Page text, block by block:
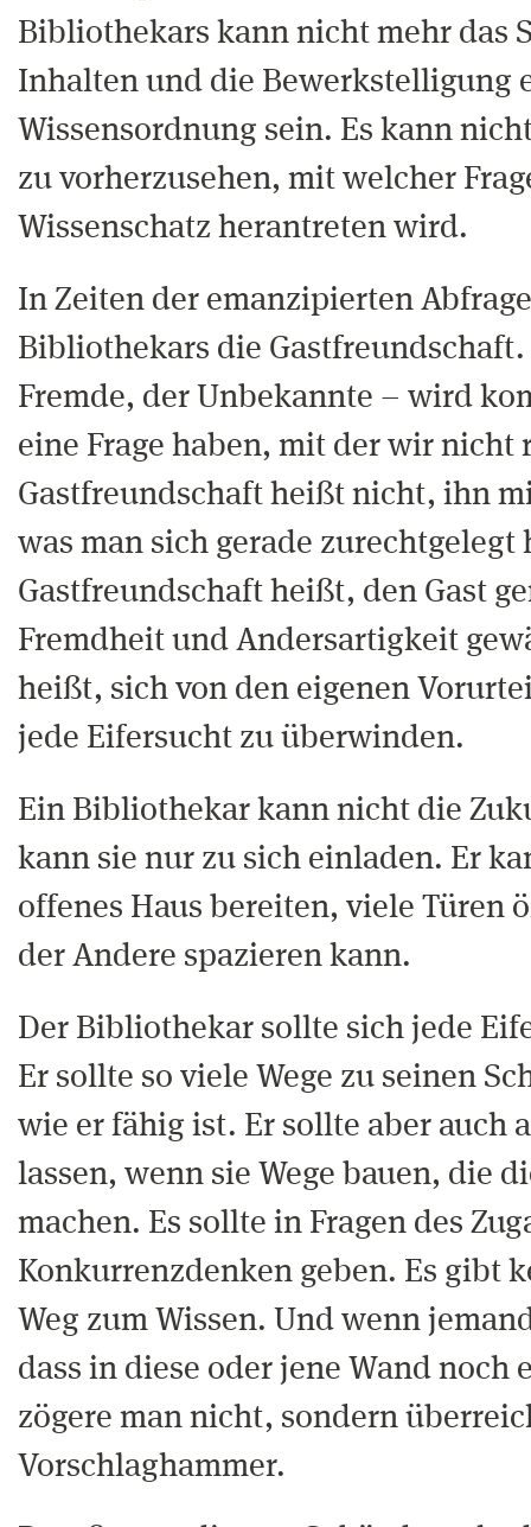
Bibliothekars kann nicht mehr das
Inhalten und die Bewerkstelligung
Wissensordnung sein. Es kann
zu vorherzusehen, mit welcher
Wissenschatz herantreten wird.
In Zeiten der emanzipierten
Bibliothekars die Gastfreundschaft.
Fremde, der Unbekannte – wird
eine Frage haben, mit der wir nicht
Gastfreundschaft heißt nicht, ihn
was man sich gerade zurechtgelegt
Gastfreundschaft heißt, den Gast
Fremdheit und Andersartigkeit
heißt, sich von den eigenen
jede Eifersucht zu überwinden.
Ein Bibliothekar kann nicht die
kann sie nur zu sich einladen. Er
offenes Haus bereiten, viele Türen
der Andere spazieren kann.
Der Bibliothekar sollte sich jede
Er sollte so viele Wege zu seinen
wie er fähig ist. Er sollte aber auch
lassen, wenn sie Wege bauen, die
machen. Es sollte in Fragen des
Konkurrenzdenken geben. Es gibt
Weg zum Wissen. Und wenn
dass in diese oder jene Wand noch
zögere man nicht, sondern
Vorschlaghammer.